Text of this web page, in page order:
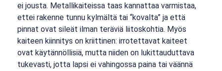
ei jousta. Metallikaiteissa taas kannattaa varmistaa,
ettei rakenne tunnu kylmältä tai “kovalta” ja että
pinnat ovat sileät ilman teräviä liitoskohtia. Myös
kaiteen kiinnitys on kriittinen: irrotettavat kaiteet
ovat käytännöllisiä, mutta niiden on lukittauduttava
tukevasti, jotta lapsi ei vahingossa paina tai väännä